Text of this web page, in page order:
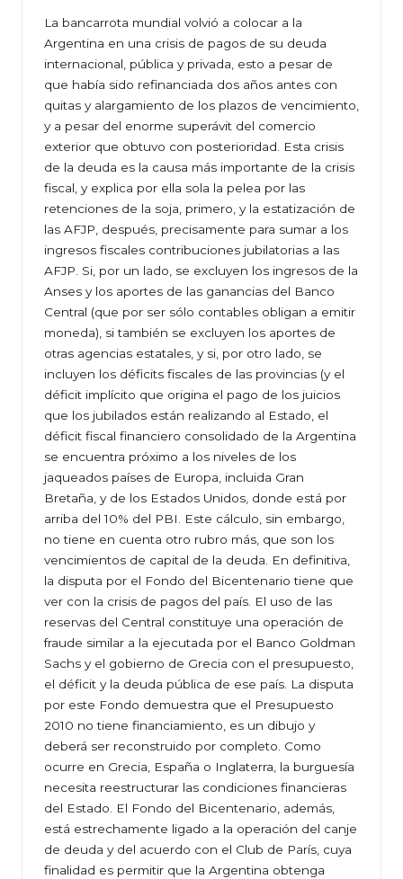
La bancarrota mundial volvió a colocar a la
Argentina en una crisis de pagos de su deuda
internacional, pública y privada, esto a pesar de
que había sido refinanciada dos años antes con
quitas y alargamiento de los plazos de vencimiento,
y a pesar del enorme superávit del comercio
exterior que obtuvo con posterioridad. Esta crisis
de la deuda es la causa más importante de la crisis
fiscal, y explica por ella sola la pelea por las
retenciones de la soja, primero, y la estatización de
las AFJP, después, precisamente para sumar a los
ingresos fiscales contribuciones jubilatorias a las
AFJP. Si, por un lado, se excluyen los ingresos de la
Anses y los aportes de las ganancias del Banco
Central (que por ser sólo contables obligan a emitir
moneda), si también se excluyen los aportes de
otras agencias estatales, y si, por otro lado, se
incluyen los déficits fiscales de las provincias (y el
déficit implícito que origina el pago de los juicios
que los jubilados están realizando al Estado, el
déficit fiscal financiero consolidado de la Argentina
se encuentra próximo a los niveles de los
jaqueados países de Europa, incluida Gran
Bretaña, y de los Estados Unidos, donde está por
arriba del 10% del PBI. Este cálculo, sin embargo,
no tiene en cuenta otro rubro más, que son los
vencimientos de capital de la deuda. En definitiva,
la disputa por el Fondo del Bicentenario tiene que
ver con la crisis de pagos del país. El uso de las
reservas del Central constituye una operación de
fraude similar a la ejecutada por el Banco Goldman
Sachs y el gobierno de Grecia con el presupuesto,
el déficit y la deuda pública de ese país. La disputa
por este Fondo demuestra que el Presupuesto
2010 no tiene financiamiento, es un dibujo y
deberá ser reconstruido por completo. Como
ocurre en Grecia, España o Inglaterra, la burguesía
necesita reestructurar las condiciones financieras
del Estado. El Fondo del Bicentenario, además,
está estrechamente ligado a la operación del canje
de deuda y del acuerdo con el Club de París, cuya
finalidad es permitir que la Argentina obtenga